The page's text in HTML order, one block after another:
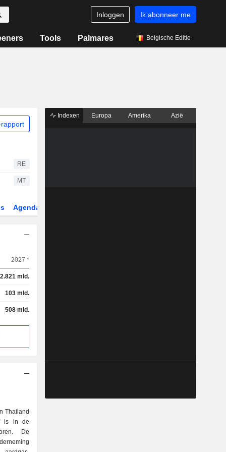
Inloggen Ik abonneer me
Tools Palmares Belgische Editie
RE
MT
Agenda
2027 *
2.821 mld.
103 mld.
508 mld.
Thailand
is in de
De
Indexen Europa Amerika Azië